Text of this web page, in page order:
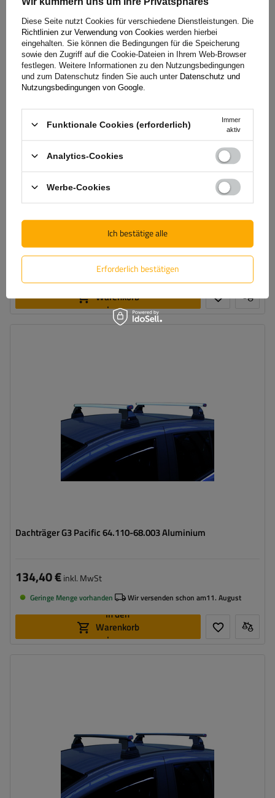
Padova 3 Stahl - Heckklappen-Fahrradträger für 3 Fahrräder
(schwarz)
Maximales Fahrradgewicht:
45 kg
universelles Montagesystem
kompatibel mit allen Karosseriearten
139,99 €inkl. MwSt
Große Menge verfügbar Wir versenden schon am
In den
Warenkorb
legen
Dachträger G3 Pacific 64.110-68.003 Aluminium
134,40 €inkl. MwSt
Geringe Menge vorhanden Wir versenden schon am11. August
In den
Warenkorb
legen
Diese Seite nutzt Cookies für verschiedene Dienstleistungen. Die
Richtlinien zur Verwendung von Cookies werden hierbei
eingehalten. Sie können die Bedingungen für die Speicherung
sowie den Zugriff auf die Cookie-Dateien in Ihrem Web-Browser
festlegen. Weitere Informationen zu den Nutzungsbedingungen
und zum Datenschutz finden Sie auch unter Datenschutz und
Nutzungsbedingungen von Google
Funktionale Cookies (erforderlich)
Immer
aktiv
Analytics-Cookies
Werbe-Cookies
Erforderlich bestätigen
Ich bestätige alle